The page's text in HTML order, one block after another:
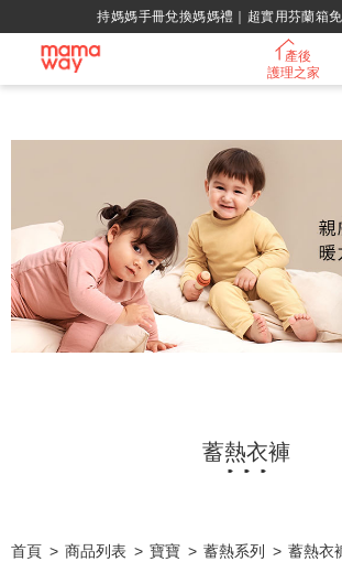
冊兌換媽媽禮｜超實用芬蘭箱免費領取 ~
產後
護理之家
蓄熱衣褲
首頁 商品列表 寶寶 蓄熱系列 蓄熱衣